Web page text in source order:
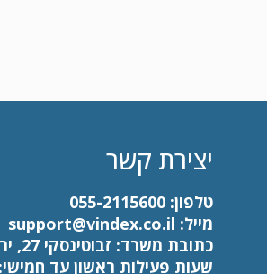
יצירת קשר
טלפון:055-2115600
מייל: support@vindex.co.il
כתובת משרד: זבוטינסקי 27, ירושלים
שעות פעילות ראשון עד חמישי: 10:00 -